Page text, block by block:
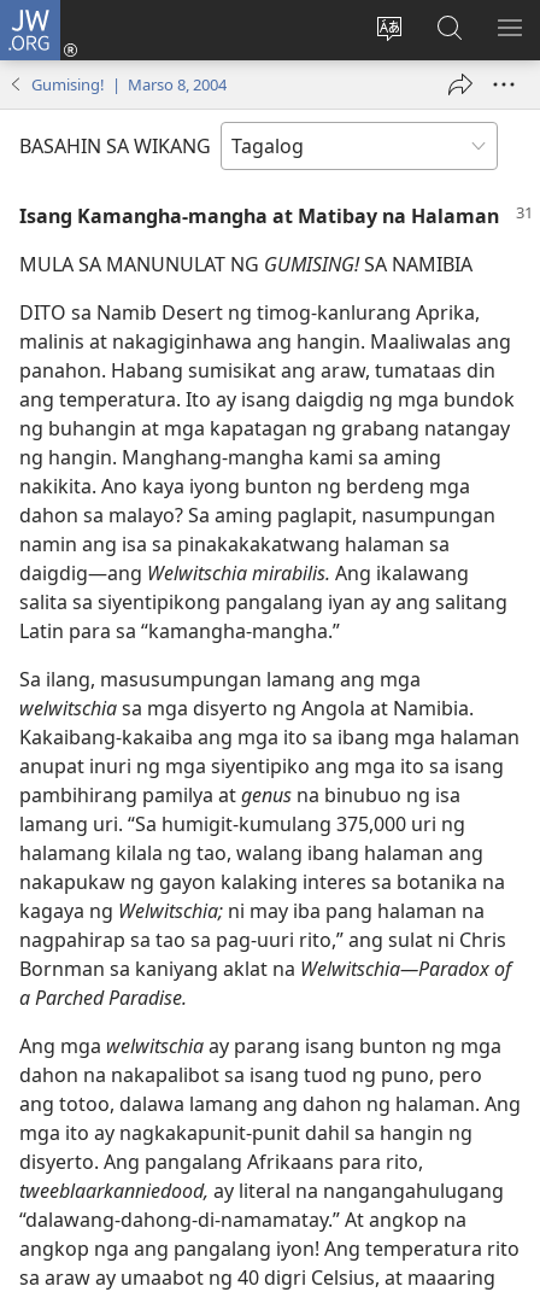
JW.ORG
Baguhin
ng
Mag-
log
bubukas
window)
sa
JW.ORG
Gumising! | Marso 8, 2004
BASAHIN SA WIKANG
Isang Kamangha-mangha at Matibay na Halaman
MULA SA MANUNULAT NG GUMISING!SA NAMIBIA
DITO sa Namib Desert ng timog-kanlurang Aprika,
malinis at nakagiginhawa ang hangin. Maaliwalas ang
panahon. Habang sumisikat ang araw, tumataas din
ang temperatura. Ito ay isang daigdig ng mga bundok
ng buhangin at mga kapatagan ng grabang natangay
ng hangin. Manghang-mangha kami sa aming
nakikita. Ano kaya iyong bunton ng berdeng mga
dahon sa malayo? Sa aming paglapit, nasumpungan
namin ang isa sa pinakakakatwang halaman sa
daigdig​—ang Welwitschia mirabilis. Ang ikalawang
salita sa siyentipikong pangalang iyan ay ang salitang
Latin para sa “kamangha-mangha.”
Sa ilang, masusumpungan lamang ang mga
welwitschiasa mga disyerto ng Angola at Namibia.
Kakaibang-kakaiba ang mga ito sa ibang mga halaman
anupat inuri ng mga siyentipiko ang mga ito sa isang
pambihirang pamilya atgenus na binubuo ng isa
lamang uri. “Sa humigit-kumulang 375,000 uri ng
halamang kilala ng tao, walang ibang halaman ang
nakapukaw ng gayon kalaking interes sa botanika na
kagaya ng Welwitschia; ni may iba pang halaman na
nagpahirap sa tao sa pag-uuri rito,” ang sulat ni Chris
Bornman sa kaniyang aklat na Welwitschia​—Paradox of
a Parched Paradise.
Ang mga welwitschiaay parang isang bunton ng mga
dahon na nakapalibot sa isang tuod ng puno, pero
ang totoo, dalawa lamang ang dahon ng halaman. Ang
mga ito ay nagkakapunit-punit dahil sa hangin ng
disyerto. Ang pangalang Afrikaans para rito,
tweeblaarkanniedood, ay literal na nangangahulugang
“dalawang-dahong-di-namamatay.” At angkop na
angkop nga ang pangalang iyon! Ang temperatura rito
sa araw ay umaabot ng 40 digri Celsius, at maaaring